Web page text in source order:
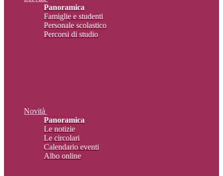
Panoramica
Famiglie e studenti
Personale scolastico
Percorsi di studio
Novità
Panoramica
Le notizie
Le circolari
Calendario eventi
Albo online